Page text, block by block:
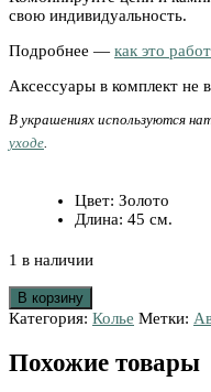
свою индивидуальность.
Подробнее — как это
Аксессуары в комплект не
В украшениях используются
уходе.
Цвет: Золото
Длина: 45 см.
1 в наличии
В корзину
Категория: Колье Метки:
Похожие товары